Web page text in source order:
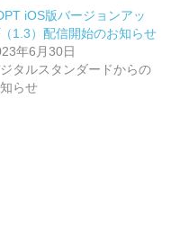
iOS版バージョンアッ
1.3）配信開始のお知らせ
年6月30日
タルスタンダードからの
らせ